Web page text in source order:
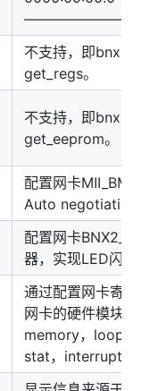
不支持，即bnx2
get_regs。
不支持，即bnx2
get_eeprom。
配置网卡
Auto negotiation
配置网卡
器，实现LED闪功
通过配置网卡寄
网卡的硬件模块
memory，
stat，interrupt。